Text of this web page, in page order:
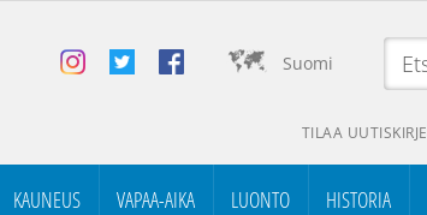
Suomi
TILAA UUTISKIRJE
KAUNEUS VAPAA-AIKA LUONTO HISTORIA